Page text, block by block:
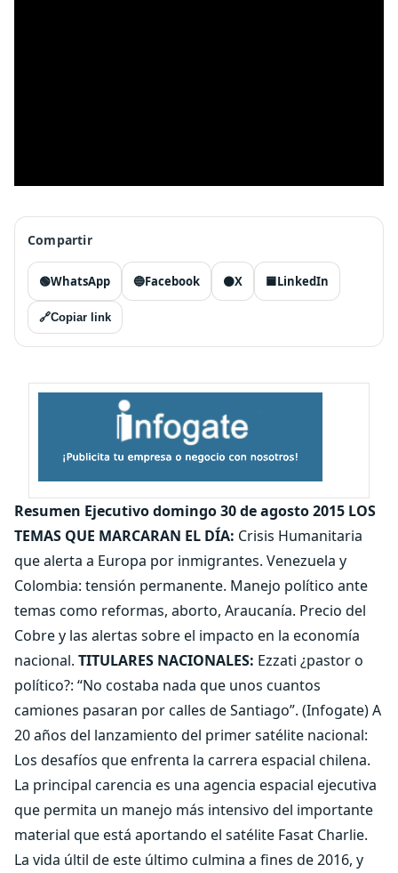
Compartir
🟢WhatsApp 🔵Facebook ⚫X 🟦LinkedIn
🔗Copiar link
Resumen Ejecutivo domingo 30 de agosto 2015 LOS
TEMAS QUE MARCARAN EL DÍA: Crisis Humanitaria
que alerta a Europa por inmigrantes. Venezuela y
Colombia: tensión permanente. Manejo político ante
temas como reformas, aborto, Araucanía. Precio del
Cobre y las alertas sobre el impacto en la economía
nacional. TITULARES NACIONALES: Ezzati ¿pastor o
político?: “No costaba nada que unos cuantos
camiones pasaran por calles de Santiago”. (Infogate) A
20 años del lanzamiento del primer satélite nacional:
Los desafíos que enfrenta la carrera espacial chilena.
La principal carencia es una agencia espacial ejecutiva
que permita un manejo más intensivo del importante
material que está aportando el satélite Fasat Charlie.
La vida últil de este último culmina a fines de 2016, y